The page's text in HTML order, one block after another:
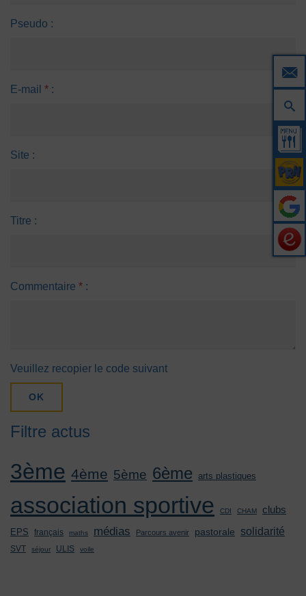
Pseudo :
E-mail * :
Site :
Titre :
Commentaire * :
Veuillez recopier le code suivant
OK
Filtre actus
3ème 4ème 5ème 6ème arts plastiques
association sportive CDI CHAM clubs
EPS français maths médias Parcours avenir pastorale solidarité
SVT séjour ULIS voile